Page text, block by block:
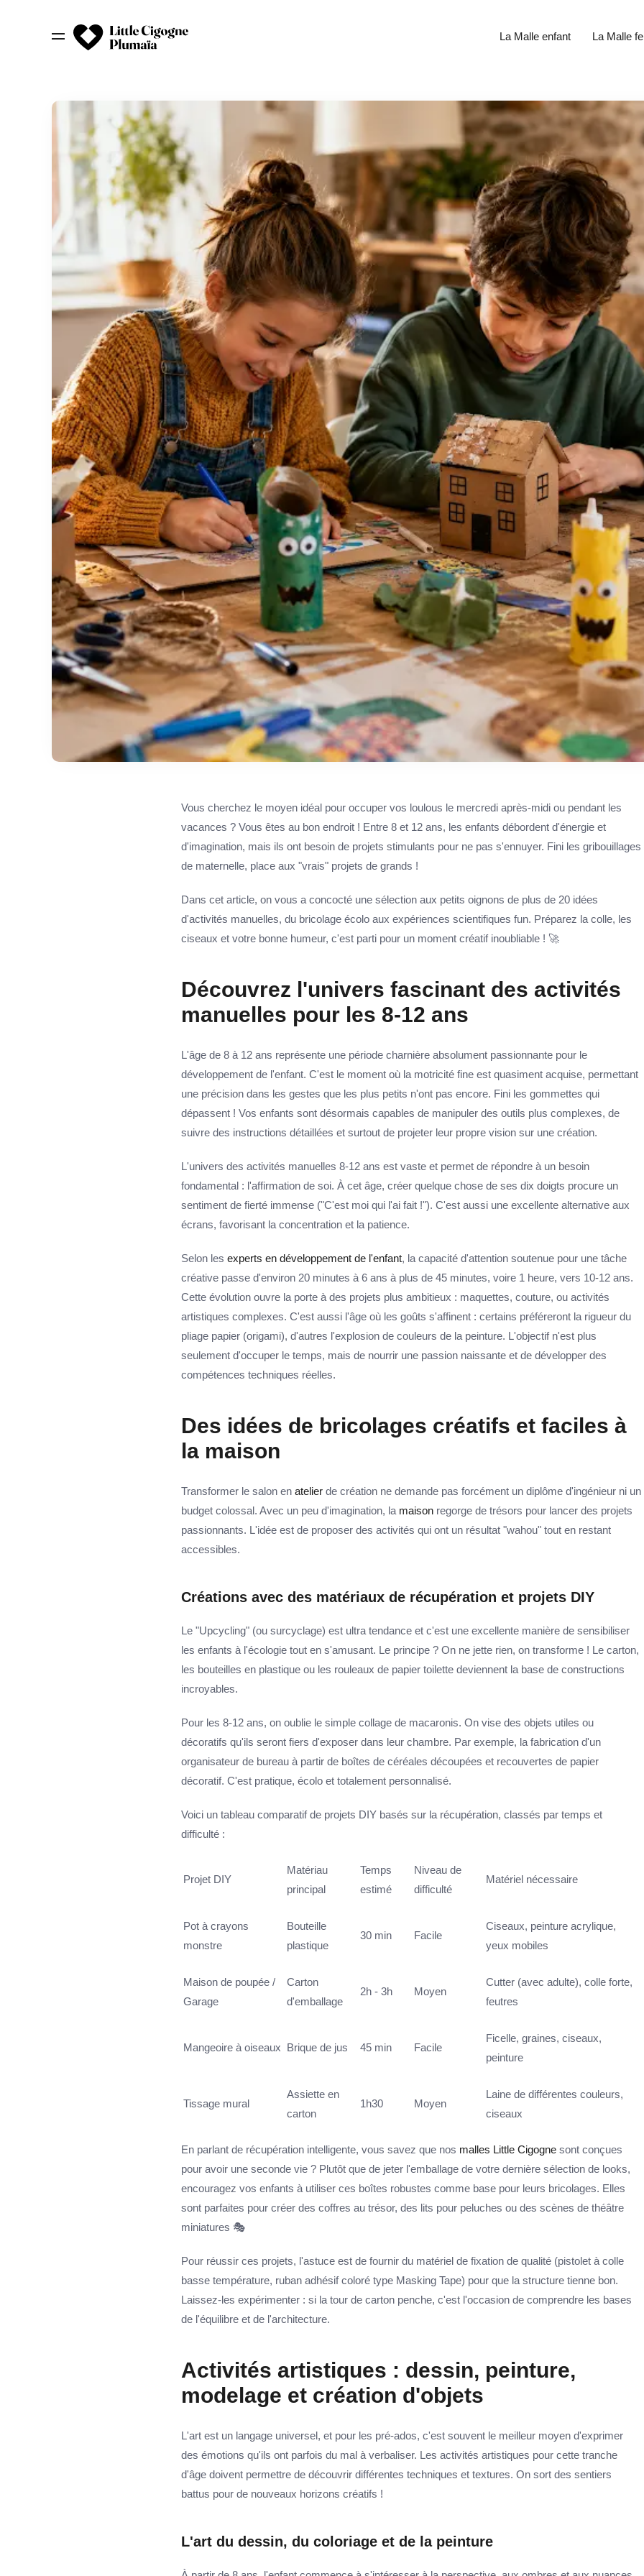
La Malle enfant La Malle
Vous cherchez le moyen idéal pour occuper vos loulous le mercredi après-midi ou pendant les
vacances ? Vous êtes au bon endroit ! Entre 8 et 12 ans, les enfants débordent d'énergie et
d'imagination, mais ils ont besoin de projets stimulants pour ne pas s'ennuyer. Fini les gribouillages
de maternelle, place aux "vrais" projets de grands !
Dans cet article, on vous a concocté une sélection aux petits oignons de plus de 20 idées
d'activités manuelles, du bricolage écolo aux expériences scientifiques fun. Préparez la colle, les
ciseaux et votre bonne humeur, c'est parti pour un moment créatif inoubliable ! 🚀
Découvrez l'univers fascinant des activités
manuelles pour les 8-12 ans
L'âge de 8 à 12 ans représente une période charnière absolument passionnante pour le
développement de l'enfant. C'est le moment où la motricité fine est quasiment acquise, permettant
une précision dans les gestes que les plus petits n'ont pas encore. Fini les gommettes qui
dépassent ! Vos enfants sont désormais capables de manipuler des outils plus complexes, de
suivre des instructions détaillées et surtout de projeter leur propre vision sur une création.
L'univers des activités manuelles 8-12 ans est vaste et permet de répondre à un besoin
fondamental : l'affirmation de soi. À cet âge, créer quelque chose de ses dix doigts procure un
sentiment de fierté immense ("C'est moi qui l'ai fait !"). C'est aussi une excellente alternative aux
écrans, favorisant la concentration et la patience.
Selon les experts en développement de l'enfant, la capacité d'attention soutenue pour une tâche
créative passe d'environ 20 minutes à 6 ans à plus de 45 minutes, voire 1 heure, vers 10-12 ans.
Cette évolution ouvre la porte à des projets plus ambitieux : maquettes, couture, ou activités
artistiques complexes. C'est aussi l'âge où les goûts s'affinent : certains préféreront la rigueur du
pliage papier (origami), d'autres l'explosion de couleurs de la peinture. L'objectif n'est plus
seulement d'occuper le temps, mais de nourrir une passion naissante et de développer des
compétences techniques réelles.
Des idées de bricolages créatifs et faciles à
la maison
Transformer le salon en atelier de création ne demande pas forcément un diplôme d'ingénieur ni un
budget colossal. Avec un peu d'imagination, la maison regorge de trésors pour lancer des projets
passionnants. L'idée est de proposer des activités qui ont un résultat "wahou" tout en restant
accessibles.
Créations avec des matériaux de récupération et projets DIY
Le "Upcycling" (ou surcyclage) est ultra tendance et c'est une excellente manière de sensibiliser
les enfants à l'écologie tout en s'amusant. Le principe ? On ne jette rien, on transforme ! Le carton,
les bouteilles en plastique ou les rouleaux de papier toilette deviennent la base de constructions
incroyables.
Pour les 8-12 ans, on oublie le simple collage de macaronis. On vise des objets utiles ou
décoratifs qu'ils seront fiers d'exposer dans leur chambre. Par exemple, la fabrication d'un
organisateur de bureau à partir de boîtes de céréales découpées et recouvertes de papier
décoratif. C'est pratique, écolo et totalement personnalisé.
Voici un tableau comparatif de projets DIY basés sur la récupération, classés par temps et
difficulté :
Projet DIY
Matériau
principal
Temps
estimé
Niveau de
difficulté
Matériel nécessaire
Pot à crayons
monstre
Bouteille
plastique
30 min Facile
Ciseaux, peinture acrylique,
yeux mobiles
Maison de poupée /
Garage
Carton
d'emballage
2h - 3h Moyen
Cutter (avec adulte), colle forte,
feutres
Mangeoire à oiseaux Brique de jus 45 min Facile
Ficelle, graines, ciseaux,
peinture
Tissage mural
Assiette en
carton
1h30 Moyen
Laine de différentes couleurs,
ciseaux
En parlant de récupération intelligente, vous savez que nos malles Little Cigogne sont conçues
pour avoir une seconde vie ? Plutôt que de jeter l'emballage de votre dernière sélection de looks,
encouragez vos enfants à utiliser ces boîtes robustes comme base pour leurs bricolages. Elles
sont parfaites pour créer des coffres au trésor, des lits pour peluches ou des scènes de théâtre
miniatures 🎭
Pour réussir ces projets, l'astuce est de fournir du matériel de fixation de qualité (pistolet à colle
basse température, ruban adhésif coloré type Masking Tape) pour que la structure tienne bon.
Laissez-les expérimenter : si la tour de carton penche, c'est l'occasion de comprendre les bases
de l'équilibre et de l'architecture.
Activités artistiques : dessin, peinture,
modelage et création d'objets
L'art est un langage universel, et pour les pré-ados, c'est souvent le meilleur moyen d'exprimer
des émotions qu'ils ont parfois du mal à verbaliser. Les activités artistiques pour cette tranche
d'âge doivent permettre de découvrir différentes techniques et textures. On sort des sentiers
battus pour de nouveaux horizons créatifs !
L'art du dessin, du coloriage et de la peinture